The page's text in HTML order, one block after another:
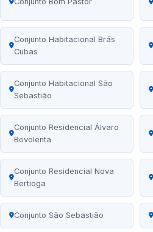
Conjunto Habitacional Brás
Cubas
Conjunto Habitacional São
Sebastião
Conjunto Residencial Álvaro
Bovolenta
Conjunto Residencial Nova
Bertioga
Conjunto São Sebastião